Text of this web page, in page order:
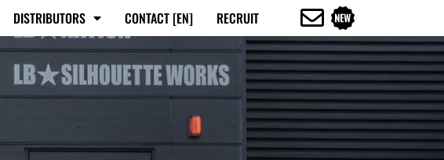
DISTRIBUTORS CONTACT [EN] RECRUIT